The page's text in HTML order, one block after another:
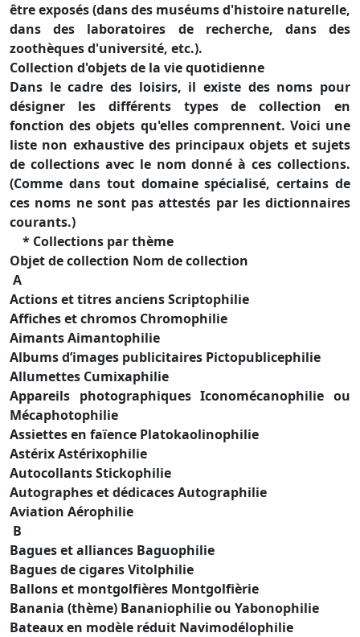
être exposés (dans des muséums d'histoire naturelle,
dans des laboratoires de recherche, dans des
zoothèques d'université, etc.).
Collection d'objets de la vie quotidienne
Dans le cadre des loisirs, il existe des noms pour
désigner les différents types de collection en
fonction des objets qu'elles comprennent. Voici une
liste non exhaustive des principaux objets et sujets
de collections avec le nom donné à ces collections.
(Comme dans tout domaine spécialisé, certains de
ces noms ne sont pas attestés par les dictionnaires
courants.)
* Collections par thème
Objet de collection Nom de collection
A
Actions et titres anciens Scriptophilie
Affiches et chromos Chromophilie
Aimants Aimantophilie
Albums d’images publicitaires Pictopublicephilie
Allumettes Cumixaphilie
Appareils photographiques Iconomécanophilie ou
Mécaphotophilie
Assiettes en faïence Platokaolinophilie
Astérix Astérixophilie
Autocollants Stickophilie
Autographes et dédicaces Autographilie
Aviation Aérophilie
B
Bagues et alliances Baguophilie
Bagues de cigares Vitolphilie
Ballons et montgolfières Montgolfièrie
Banania (thème) Bananiophilie ou Yabonophilie
Bateaux en modèle réduit Navimodélophilie